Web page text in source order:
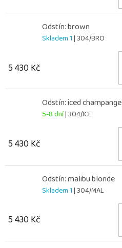
Odstín: brown
Skladem 1| 304/BRO
5 430 Kč
Odstín: iced champange
5-8 dní| 304/ICE
5 430 Kč
Odstín: malibu blonde
Skladem 1| 304/MAL
5 430 Kč